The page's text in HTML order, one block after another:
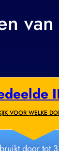
van
VOOR WELKE